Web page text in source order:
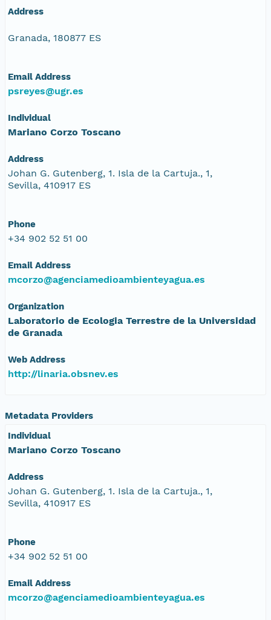
Address
Granada, 180877 ES
Email Address
psreyes@ugr.es
Individual
Mariano Corzo Toscano
Address
Johan G. Gutenberg, 1. Isla de la Cartuja., 1,
Sevilla, 410917 ES
Phone
+34 902 52 51 00
Email Address
mcorzo@agenciamedioambienteyagua.es
Organization
Laboratorio de Ecologia Terrestre de la Universidad
de Granada
Web Address
http://linaria.obsnev.es
Metadata Providers
Individual
Mariano Corzo Toscano
Address
Johan G. Gutenberg, 1. Isla de la Cartuja., 1,
Sevilla, 410917 ES
Phone
+34 902 52 51 00
Email Address
mcorzo@agenciamedioambienteyagua.es